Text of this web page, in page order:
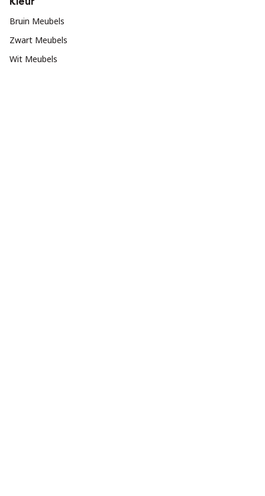
Bruin Meubels
Zwart Meubels
Wit Meubels